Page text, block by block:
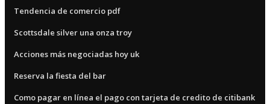
Tendencia de comercio pdf
Scottsdale silver una onza troy
Acciones más negociadas hoy uk
Reserva la fiesta del bar
Como pagar en línea el pago con tarjeta de credito de citibank